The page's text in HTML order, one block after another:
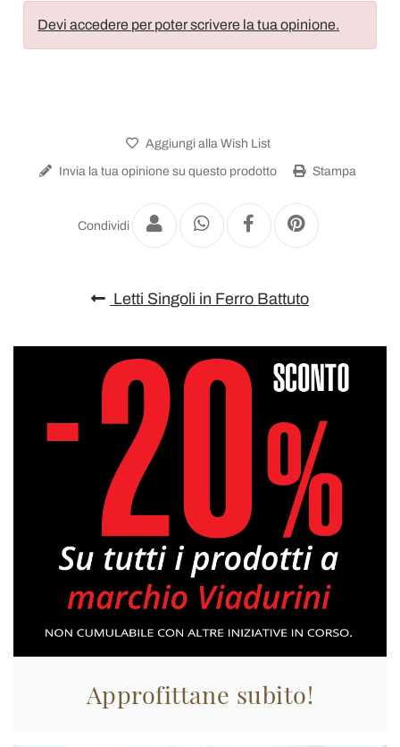
Devi accedere per poter scrivere la tua opinione.
Aggiungi alla Wish List
Invia la tua opinione su questo prodotto Stampa
Condividi
Letti Singoli in Ferro Battuto
Approfittane subito!